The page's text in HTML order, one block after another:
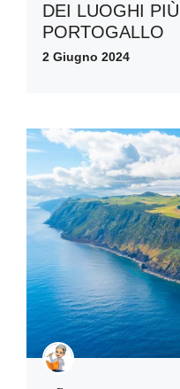
DEI LUOGHI
PORTOGALLO
2 Giugno 2024